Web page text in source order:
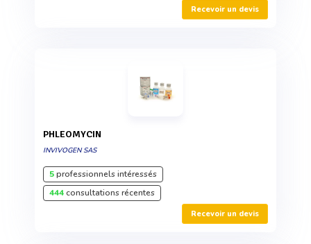
Recevoir un devis
PHLEOMYCIN
INVIVOGEN SAS
5professionnels intéressés
444consultations récentes
Recevoir un devis